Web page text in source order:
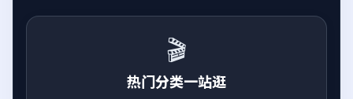
🎬
热门分类一站逛